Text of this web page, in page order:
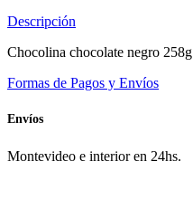
Descripción
Chocolina chocolate negro 258g
Formas de Pagos y Envíos
Envíos
Montevideo e interior en 24hs.